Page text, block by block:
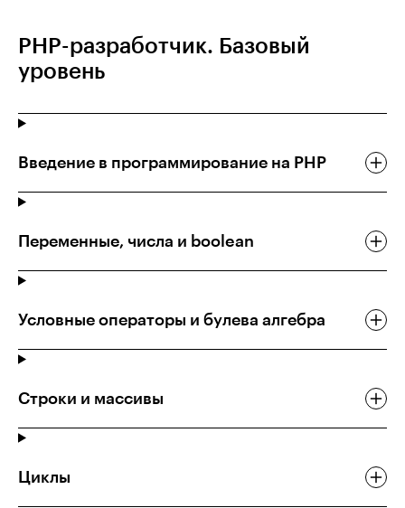
PHP-разработчик. Базовый
уровень
Введение в программирование на PHP
Переменные, числа и boolean
Условные операторы и булева алгебра
Строки и массивы
Циклы